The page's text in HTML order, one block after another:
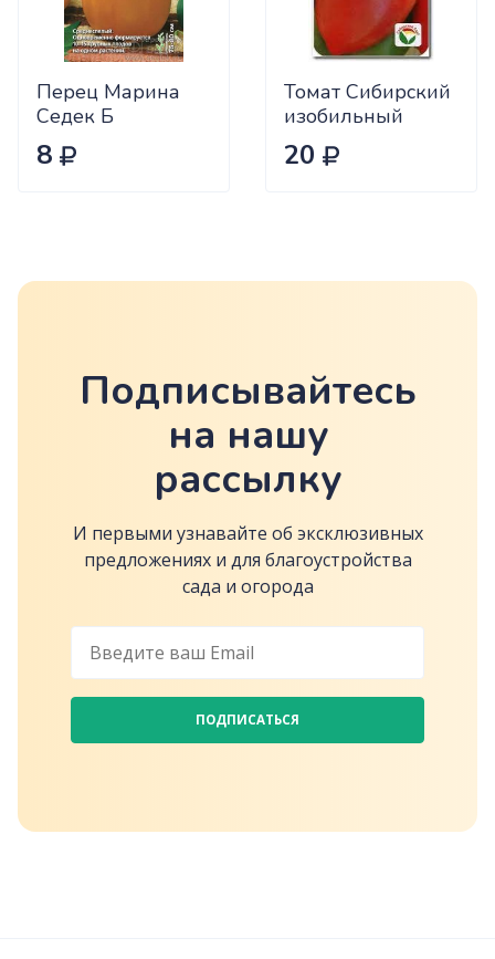
Перец Марина
Седек Б
8
Томат Сибирский
изобильный
Сиб.сад Ц
20
Подписывайтесь
на нашу
рассылку
И первыми узнавайте об эксклюзивных
предложениях и для благоустройства
сада и огорода
ПОДПИСАТЬСЯ